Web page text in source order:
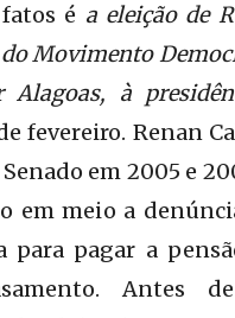
é a eleição de
Movimento
Alagoas, à
fevereiro. Renan
em 2005 e
em meio a
para pagar a
Antes